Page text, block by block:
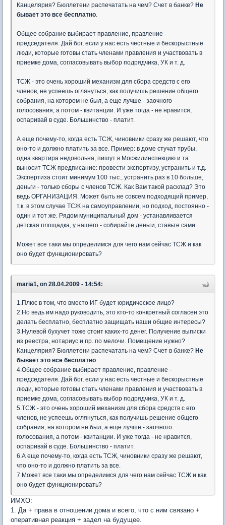
Канцелярия? Бюллетени распечатать на чем? Счет в банке? Не
бывает это все бесплатно.
Общее собрание выбирает правление, правление -
председателя. Дай бог, если у нас есть честные и бескорыстные
люди, которые готовы стать членами правления и участвовать в
приемке дома, согласовывать выбор подрядчика, УК и т. д.
ТСЖ - это очень хороший механизм для сбора средств с его
членов, не успеешь оглянуться, как получишь решение общего
собрания, на котором не был, а еще лучше - заочного
голосования, а потом - квитанции. И уже тогда - не нравится,
оспаривай в суде. Большинство - платит.
А еще почему-то, когда есть ТСЖ, чиновники сразу же решают, что
оно-то и должно платить за все. Пример: в доме стучат трубы,
одна квартира недовольна, пишут в Мосжилинспекцию и та
выносит ТСЖ предписание: провести экспертизу, устранить и т.д.
Экспертиза стоит минимум 100 тыс., устранить раз в 10 больше,
деньги - только сборы с членов ТСЖ. Как Вам такой расклад? Это
ведь ОРГАНИЗАЦИЯ. Может быть не совсем подходящий пример,
т.к. в этом случае ТСЖ на самоуправлении, но подход, постоянно -
один и тот же. Рядом муниципальный дом - устанавливается
детская площадка, у нашего - собирайте деньги, ставьте сами.
Может все таки мы определимся для чего нам сейчас ТСЖ и как
оно будет функционировать?
maria1, on 28.04.2009 - 14:54:
1.Плюс в том, что вместо ИГ будет юридическое лицо?
2.Но ведь им надо руководить, это кто-то конкретный согласен это
делать бесплатно, бесплатно защищать наши общие интересы?
3.Нулевой бухучет тоже стоит каких-то денег. Получение выписки
из реестра, нотариус и пр. по мелочи. Помещение нужно?
Канцелярия? Бюллетени распечатать на чем? Счет в банке? Не
бывает это все бесплатно.
4.Общее собрание выбирает правление, правление -
председателя. Дай бог, если у нас есть честные и бескорыстные
люди, которые готовы стать членами правления и участвовать в
приемке дома, согласовывать выбор подрядчика, УК и т. д.
5.ТСЖ - это очень хороший механизм для сбора средств с его
членов, не успеешь оглянуться, как получишь решение общего
собрания, на котором не был, а еще лучше - заочного
голосования, а потом - квитанции. И уже тогда - не нравится,
оспаривай в суде. Большинство - платит.
6.А еще почему-то, когда есть ТСЖ, чиновники сразу же решают,
что оно-то и должно платить за все.
7.Может все таки мы определимся для чего нам сейчас ТСЖ и как
оно будет функционировать?
ИМХО:
1. Да + права в отношении дома и всего, что с ним связано +
оперативная реакция + задел на будущее.